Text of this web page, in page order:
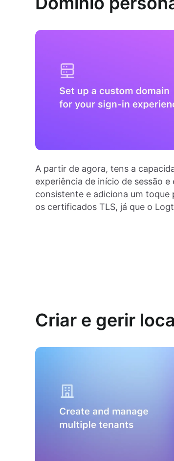
A partir de agora, tens a
experiência de início de sessão
consistente e adiciona um
os certificados TLS, já que o
Criar e gerir